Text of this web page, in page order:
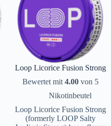
Loop Licorice Fusion Strong
Bewertet mit 4.00von 5
Nikotinbeutel
Loop Licorice Fusion Strong
(formerly LOOP Salty